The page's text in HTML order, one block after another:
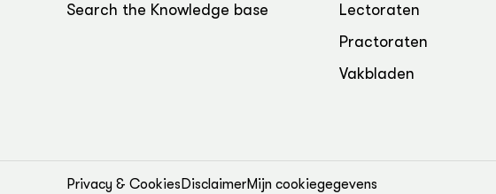
Search the Knowledge base
Lectoraten
Practoraten
Vakbladen
Privacy & Cookies DisclaimerMijn cookiegegevens